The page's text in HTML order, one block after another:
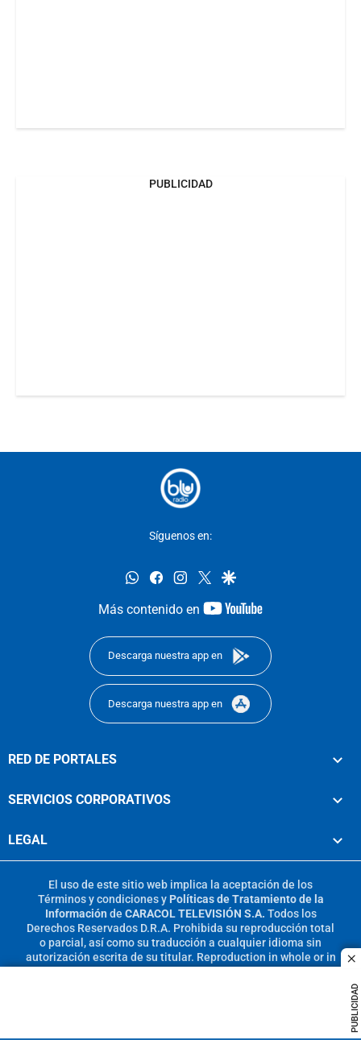
PUBLICIDAD
PUBLICIDAD
Síguenos en:
whatsappfacebookinstagram
twittergoogle
Más contenido en
youtube-
Descarga nuestra app en
Descarga nuestra app en
RED DE PORTALES
SERVICIOS CORPORATIVOS
LEGAL
El uso de este sitio web implica la aceptación de los
Términos y condicionesy Políticas de Tratamiento de la
Información de CARACOL TELEVISIÓN S.A. Todos los
Derechos Reservados D.R.A. Prohibida su reproducción total
o parcial, así como su traducción a cualquier idioma sin
autorización escrita de su titular. Reproduction in whole or in